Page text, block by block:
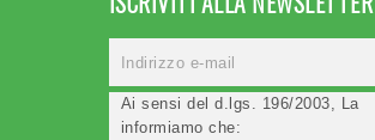
Ai sensi del d.lgs. 196/2003, La
informiamo che: